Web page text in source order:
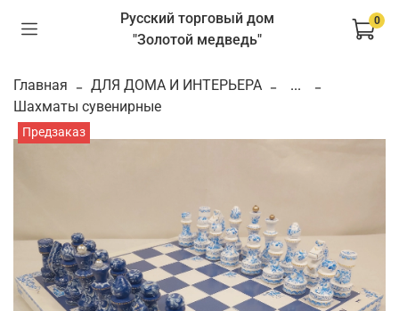
Русский торговый дом
"Золотой медведь"
0
Главная ДЛЯ ДОМА И ИНТЕРЬЕРА
...
Шахматы сувенирные
Предзаказ